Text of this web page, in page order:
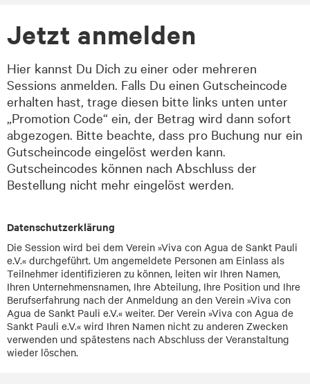
Jetzt anmelden
Hier kannst Du Dich zu einer oder mehreren
Sessions anmelden. Falls Du einen Gutscheincode
erhalten hast, trage diesen bitte links unten unter
„Promotion Code“ ein, der Betrag wird dann sofort
abgezogen. Bitte beachte, dass pro Buchung nur ein
Gutscheincode eingelöst werden kann.
Gutscheincodes können nach Abschluss der
Bestellung nicht mehr eingelöst werden.
Datenschutzerklärung
Die Session wird bei dem Verein »Viva con Agua de Sankt Pauli
e.V.« durchgeführt. Um angemeldete Personen am Einlass als
Teilnehmer identifizieren zu können, leiten wir Ihren Namen,
Ihren Unternehmensnamen, Ihre Abteilung, Ihre Position und Ihre
Berufserfahrung nach der Anmeldung an den Verein »Viva con
Agua de Sankt Pauli e.V.« weiter. Der Verein »Viva con Agua de
Sankt Pauli e.V.« wird Ihren Namen nicht zu anderen Zwecken
verwenden und spätestens nach Abschluss der Veranstaltung
wieder löschen.